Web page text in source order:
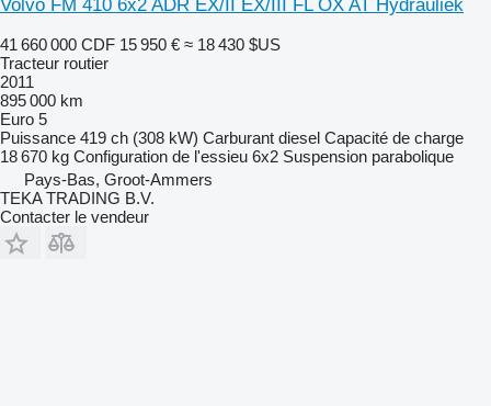
Volvo FM 410 6x2 ADR EX/II EX/III FL OX AT Hydrauliek
41 660 000 CDF 15 950 € ≈ 18 430 $US
Tracteur routier
2011
895 000 km
Euro 5
Puissance 419 ch (308 kW) Carburant diesel Capacité de charge
18 670 kg Configuration de l'essieu 6x2 Suspension parabolique
Pays-Bas, Groot-Ammers
TEKA TRADING B.V.
Contacter le vendeur